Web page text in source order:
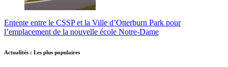
Entente entre le CSSP et la Ville d’Otterburn Park pour
l’emplacement de la nouvelle école Notre-Dame
Actualités : Les plus populaires